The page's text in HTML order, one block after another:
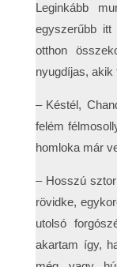
Leginkább
egyszerűbb
otthon
nyugdíjas,
– Késtél,
felém
homloka már
– Hosszú
rövidke,
utolsó
akartam így,